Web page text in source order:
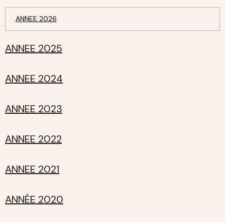
ANNEE 2026
ANNEE 2025
ANNEE 2024
ANNEE 2023
ANNEE 2022
ANNEE 2021
ANNÉE 2020